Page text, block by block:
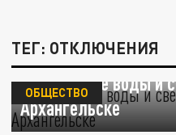
ТЕГ: ОТКЛЮЧЕНИЯ
Отключение воды и
Архангельске
ОБЩЕСТВО